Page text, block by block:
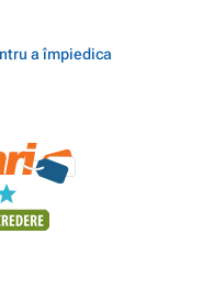
a împiedica